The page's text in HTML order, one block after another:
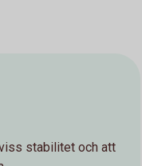
stabilitet och att